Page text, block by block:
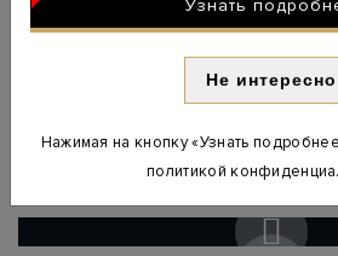
Кусочек нашего атмосферного
Узнать
Не интересно
Нажимая на кнопку «Узнать
политикой